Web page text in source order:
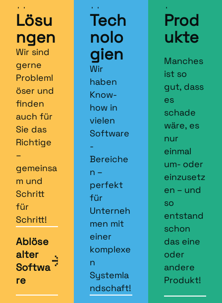
..
Lösu
ngen
Wir sind
gerne
Probleml
öser und
finden
auch für
Sie das
Richtige
–
gemeinsa
m und
Schritt
für
Schritt!
Ablöse
alter
Softwa
re
..
Tech
nolo
gien
Wir
haben
Know-
how in
vielen
Software
-
Bereiche
n –
perfekt
für
Unterneh
men mit
einer
komplexe
n
Systemla
ndschaft!
.
Prod
ukte
Manches
ist so
gut, dass
es
schade
wäre, es
nur
einmal
um- oder
einzusetz
en – und
so
entstand
schon
das eine
oder
andere
Produkt!